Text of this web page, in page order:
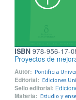
ISBN 978-956-17-
Proyectos de
Autor: Pontificia
Editorial: Ediciones
Sello editorial:
Materia: Estudio y